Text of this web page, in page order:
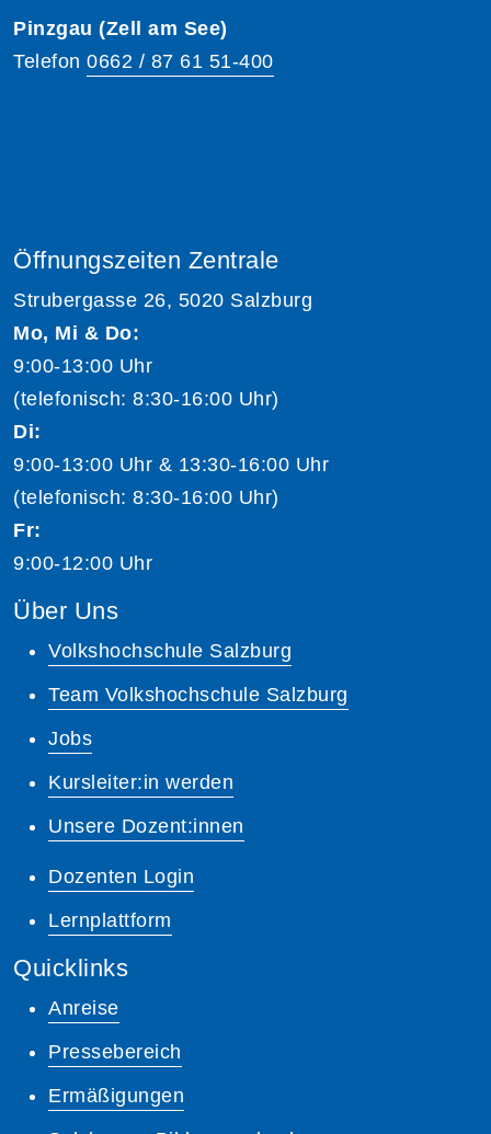
Pinzgau (Zell am See)
Telefon 0662 / 87 61 51-400
Öffnungszeiten Zentrale
Strubergasse 26, 5020 Salzburg
Mo, Mi & Do:
9:00-13:00 Uhr
(telefonisch: 8:30-16:00 Uhr)
Di:
9:00-13:00 Uhr & 13:30-16:00 Uhr
(telefonisch: 8:30-16:00 Uhr)
Fr:
9:00-12:00 Uhr
Über Uns
Volkshochschule Salzburg
Team Volkshochschule Salzburg
Jobs
Kursleiter:in werden
Unsere Dozent:innen
Dozenten Login
Lernplattform
Quicklinks
Anreise
Pressebereich
Ermäßigungen